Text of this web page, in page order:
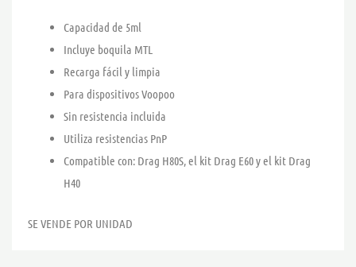
Capacidad de 5ml
Incluye boquila MTL
Recarga fácil y limpia
Para dispositivos Voopoo
Sin resistencia incluida
Utiliza resistencias PnP
Compatible con: Drag H80S, el kit Drag E60 y el kit Drag
H40
SE VENDE POR UNIDAD